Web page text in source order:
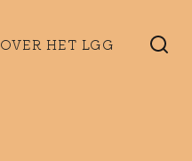
OVER HET LGG